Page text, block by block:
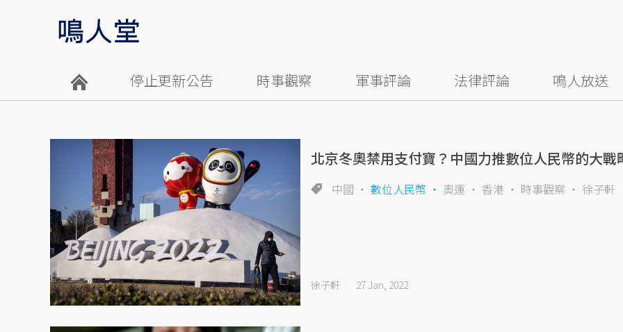
停止更新公告 時事觀察 軍事評論 法律評論 鳴人放送
北京冬奧禁用支付寶？中國力推數位人民幣的大戰
中國 數位人民幣 奧運 香港 時事觀察 徐子軒
徐子軒 27 Jan, 2022